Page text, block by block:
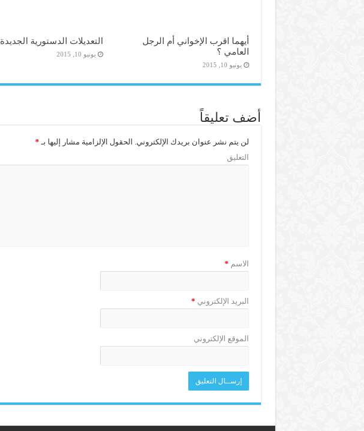
أيهما اقرب الإخواني أم الرجل
العامي ؟
يونيو 10, 2015
التعديلات الدستورية الجديدة
يونيو 10, 2015
أضف تعليقاً
لن يتم نشر عنوان بريدك الإلكتروني. الحقول الإلزامية مشار إليها بـ *
التعليق
الاسم *
البريد الإلكتروني *
الموقع الإلكتروني